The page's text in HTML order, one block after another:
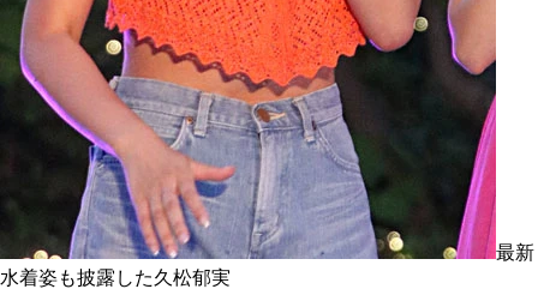
最新
水着姿も披露した久松郁実